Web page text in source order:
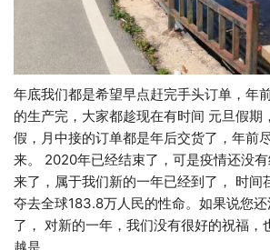
年底我们都是希望早点赶完手头订单，年
的生产完，大家都趁现在有时间 元旦假期
假，月中接的订单都是年后交货了，年前
来。 2020年已经结束了，可是疫情还没
来了，属于我们新的一年已经到了， 时间
夺去全球183.8万人民的性命。如果说您
了， 对新的一年，我们没有很好的祝福，
越是…